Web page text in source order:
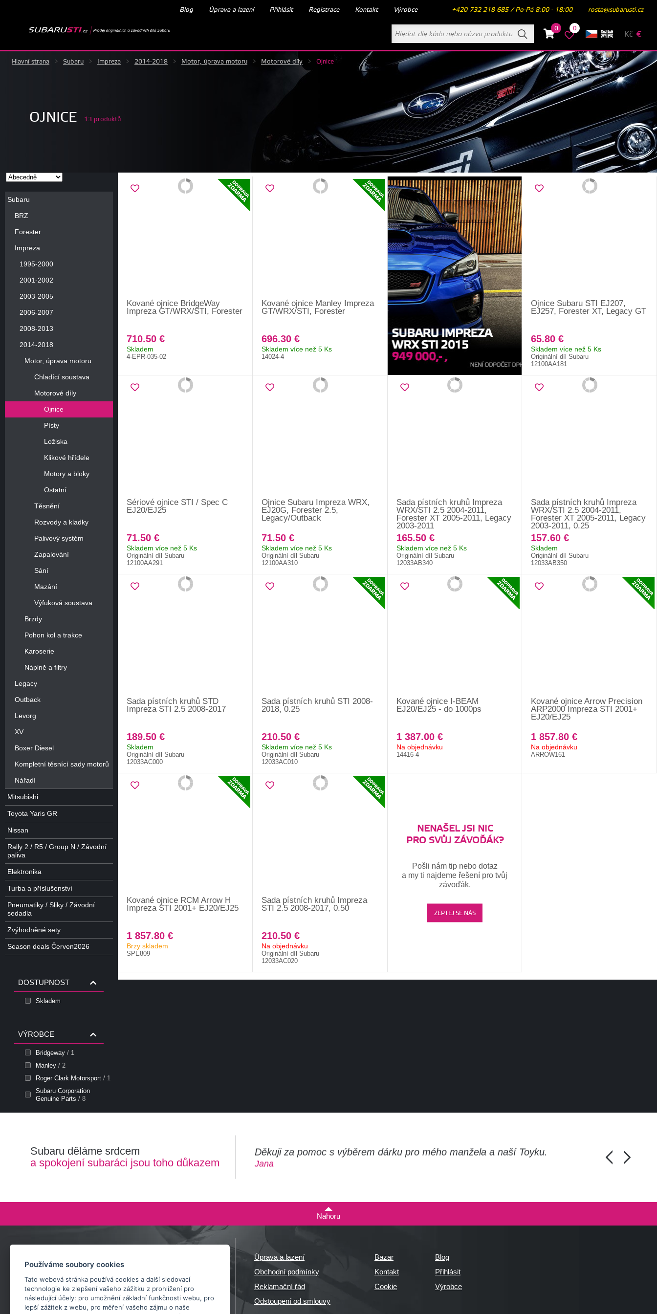
Používáme soubory cookies
Tato webová stránka používá cookies a další sledovací
technologie ke zlepšení vašeho zážitku z prohlížení pro
následující účely: pro umožnění základní funkčnosti webu, pro
lepší zážitek z webu, pro měření vašeho zájmu o naše
Blog Úprava a lazení Přihlásit Registrace Kontakt Výrobce +420 732 218 685 / Po-Pá 8:00 - 18:00 rosta@subarusti.cz
0 0
Kč €
Hlavní strana > Subaru > Impreza > 2014-2018 > Motor, úprava motoru > Motorové díly > Ojnice
OJNICE 13 produktů
Subaru
BRZ
Forester
Impreza
1995-2000
2001-2002
2003-2005
2006-2007
2008-2013
2014-2018
Motor, úprava motoru
Chladící soustava
Motorové díly
Ojnice
Písty
Ložiska
Klikové hřídele
Motory a bloky
Ostatní
Těsnění
Rozvody a kladky
Palivový systém
Zapalování
Sání
Mazání
Výfuková soustava
Brzdy
Pohon kol a trakce
Karoserie
Náplně a filtry
Legacy
Outback
Levorg
XV
Boxer Diesel
Kompletní těsnící sady motorů
Nářadí
Mitsubishi
Toyota Yaris GR
Nissan
Rally 2 / R5 / Group N / Závodní
paliva
Elektronika
Turba a příslušenství
Pneumatiky / Sliky / Závodní
sedadla
Zvýhodněné sety
Season deals Červen2026
DOSTUPNOST
Skladem
VÝROBCE
Bridgeway / 1
Manley / 2
Roger Clark Motorsport / 1
Subaru Corporation
Genuine Parts / 8
Kované ojnice BridgeWay
Impreza GT/WRX/STI, Forester
710.50 €
Skladem
4-EPR-035-02
Kované ojnice Manley Impreza
GT/WRX/STI, Forester
696.30 €
Skladem více než 5 Ks
14024-4
Ojnice Subaru STI EJ207,
EJ257, Forester XT, Legacy GT
65.80 €
Skladem více než 5 Ks
Originální díl Subaru
12100AA181
Sériové ojnice STI / Spec C
EJ20/EJ25
71.50 €
Skladem více než 5 Ks
Originální díl Subaru
12100AA291
Ojnice Subaru Impreza WRX,
EJ20G, Forester 2.5,
Legacy/Outback
71.50 €
Skladem více než 5 Ks
Originální díl Subaru
12100AA310
Sada pístních kruhů Impreza
WRX/STI 2.5 2004-2011,
Forester XT 2005-2011, Legacy
2003-2011
165.50 €
Skladem více než 5 Ks
Originální díl Subaru
12033AB340
Sada pístních kruhů Impreza
WRX/STI 2.5 2004-2011,
Forester XT 2005-2011, Legacy
2003-2011, 0.25
157.60 €
Skladem
Originální díl Subaru
12033AB350
Sada pístních kruhů STD
Impreza STI 2.5 2008-2017
189.50 €
Skladem
Originální díl Subaru
12033AC000
Sada pístních kruhů STI 2008-
2018, 0.25
210.50 €
Skladem více než 5 Ks
Originální díl Subaru
12033AC010
Kované ojnice I-BEAM
EJ20/EJ25 - do 1000ps
1 387.00 €
Na objednávku
14416-4
Kované ojnice Arrow Precision
ARP2000 Impreza STI 2001+
EJ20/EJ25
1 857.80 €
Na objednávku
ARROW161
Kované ojnice RCM Arrow H
Impreza STI 2001+ EJ20/EJ25
1 857.80 €
Brzy skladem
SPE809
Sada pístních kruhů Impreza
STI 2.5 2008-2017, 0.50
210.50 €
Na objednávku
Originální díl Subaru
12033AC020
NENAŠEL JSI NIC
PRO SVŮJ ZÁVOĎÁK?
Pošli nám tip nebo dotaz
a my ti najdeme řešení pro tvůj
závoďák.
ZEPTEJ SE NÁS
Subaru děláme srdcem
a spokojení subaráci jsou toho důkazem
Děkuji za pomoc s výběrem dárku pro mého manžela a naší Toyku.
Jana
Chlapi, moc
Honza Pánka,
Nahoru
+420 732 218 685
rosta@subarusti.cz
POŠLI DOTAZ
Úprava a lazení
Obchodní podmínky
Reklamační řád
Odstoupení od smlouvy
Bazar
Kontakt
Cookie
Blog
Přihlásit
Výrobce